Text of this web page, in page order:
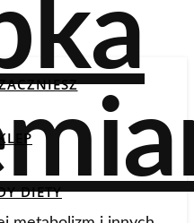
DIETY